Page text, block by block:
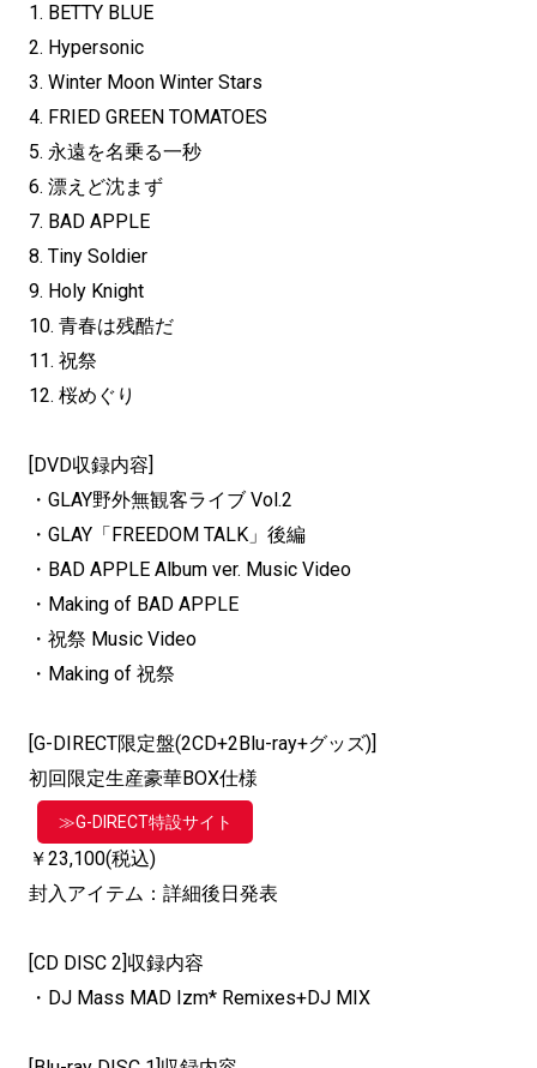
1. BETTY BLUE
2. Hypersonic
3. Winter Moon Winter Stars
4. FRIED GREEN TOMATOES
5. 永遠を名乗る一秒
6. 漂えど沈まず
7. BAD APPLE
8. Tiny Soldier
9. Holy Knight
10. 青春は残酷だ
11. 祝祭
12. 桜めぐり
[DVD収録内容]
・GLAY野外無観客ライブ Vol.2
・GLAY「FREEDOM TALK」後編
・BAD APPLE Album ver. Music Video
・Making of BAD APPLE
・祝祭 Music Video
・Making of 祝祭
[G-DIRECT限定盤(2CD+2Blu-ray+グッズ)]
初回限定生産豪華BOX仕様
≫G-DIRECT特設サイト
￥23,100(税込)
封入アイテム：詳細後日発表
[CD DISC 2]収録内容
・DJ Mass MAD Izm* Remixes+DJ MIX